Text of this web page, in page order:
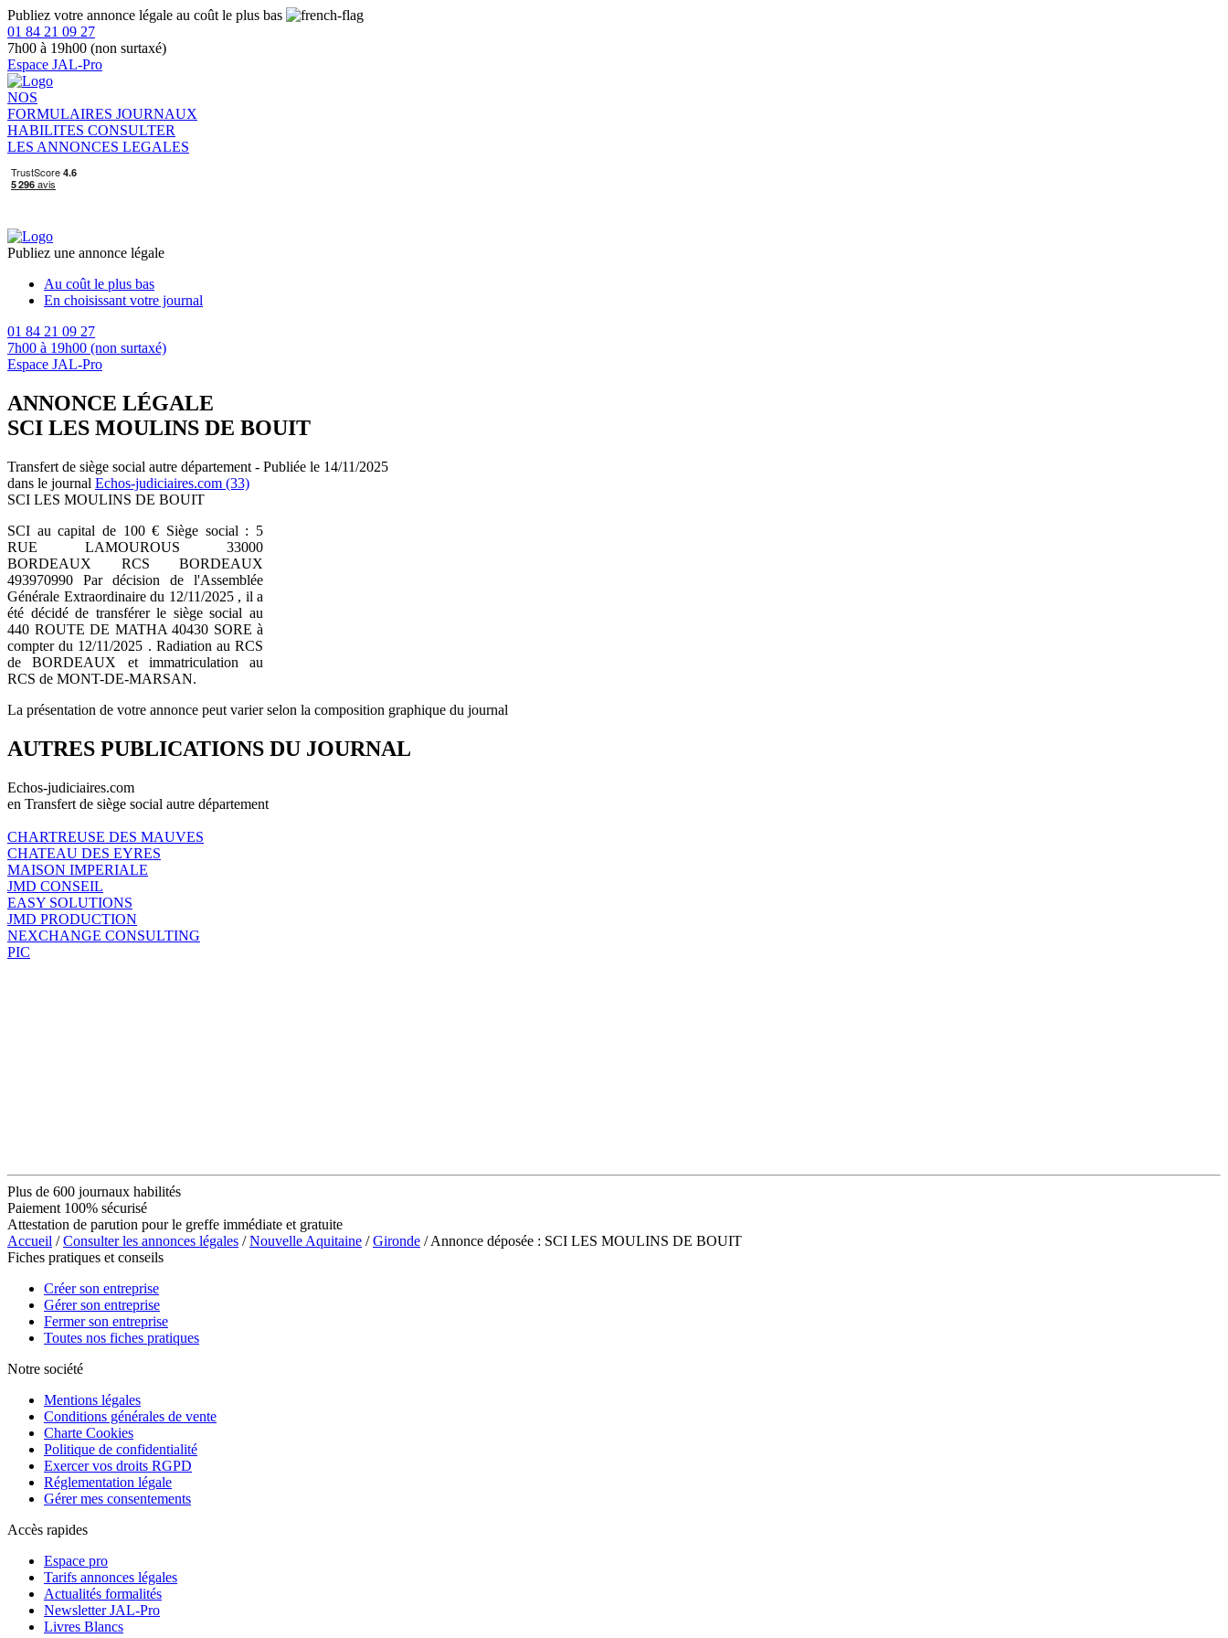
Publiez votre annonce légale au coût le plus bas
01 84 21 09 27
7h00 à 19h00 (non surtaxé)
Espace JAL-Pro
NOS
FORMULAIRES JOURNAUX
HABILITES CONSULTER
LES ANNONCES LEGALES
Publiez une annonce légale
Au coût le plus bas
En choisissant votre journal
01 84 21 09 27
7h00 à 19h00 (non surtaxé)
Espace JAL-Pro
ANNONCE LÉGALE
SCI LES MOULINS DE BOUIT
Transfert de siège social autre département - Publiée le 14/11/2025
dans le journal Echos-judiciaires.com (33)
SCI LES MOULINS DE BOUIT
SCI au capital de 100 € Siège social : 5
RUE LAMOUROUS 33000
BORDEAUX RCS BORDEAUX
493970990 Par décision de l'Assemblée
Générale Extraordinaire du 12/11/2025 , il a
été décidé de transférer le siège social au
440 ROUTE DE MATHA 40430 SORE à
compter du 12/11/2025 . Radiation au RCS
de BORDEAUX et immatriculation au
RCS de MONT-DE-MARSAN.
La présentation de votre annonce peut varier selon la composition graphique du journal
AUTRES PUBLICATIONS DU JOURNAL
Echos-judiciaires.com
en Transfert de siège social autre département
CHARTREUSE DES MAUVES
CHATEAU DES EYRES
MAISON IMPERIALE
JMD CONSEIL
EASY SOLUTIONS
JMD PRODUCTION
NEXCHANGE CONSULTING
PIC
Plus de 600 journaux habilités
Paiement 100% sécurisé
Attestation de parution pour le greffe immédiate et gratuite
Accueil /Consulter les annonces légales /Nouvelle Aquitaine /Gironde / Annonce déposée : SCI LES MOULINS DE BOUIT
Fiches pratiques et conseils
Créer son entreprise
Gérer son entreprise
Fermer son entreprise
Toutes nos fiches pratiques
Notre société
Mentions légales
Conditions générales de vente
Charte Cookies
Politique de confidentialité
Exercer vos droits RGPD
Réglementation légale
Gérer mes consentements
Accès rapides
Espace pro
Tarifs annonces légales
Actualités formalités
Newsletter JAL-Pro
Livres Blancs